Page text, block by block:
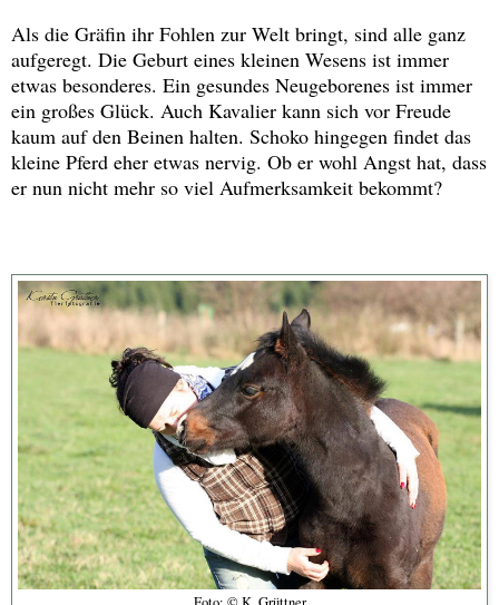
Als die Gräfin ihr Fohlen zur Welt bringt, sind alle ganz
aufgeregt. Die Geburt eines kleinen Wesens ist immer
etwas besonderes. Ein gesundes Neugeborenes ist immer
ein großes Glück. Auch Kavalier kann sich vor Freude
kaum auf den Beinen halten. Schoko hingegen findet das
kleine Pferd eher etwas nervig. Ob er wohl Angst hat, dass
er nun nicht mehr so viel Aufmerksamkeit bekommt?